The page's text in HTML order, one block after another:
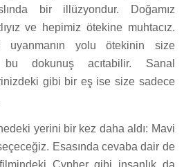
bir illüzyondur. Doğamız
ve hepimiz ötekine muhtacız.
uyanmanın yolu ötekinin size
bu dokunuş acıtabilir. Sanal
gibi bir eş ise size sadece
yerini bir kez daha aldı: Mavi
seçeceğiz. Esasında cevaba dair de